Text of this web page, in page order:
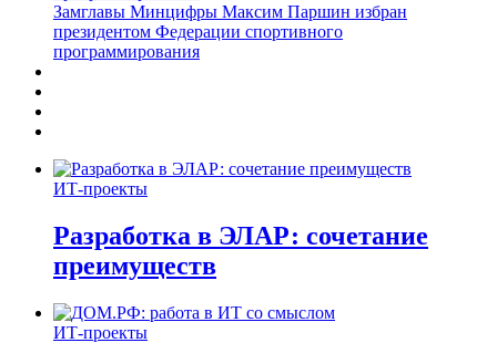
Замглавы Минцифры Максим Паршин избран
президентом Федерации спортивного
программирования
ИТ-проекты
Разработка в ЭЛАР: сочетание
преимуществ
ИТ-проекты